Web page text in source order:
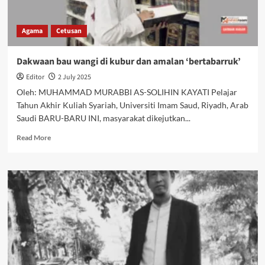
Agama Cetusan
Dakwaan bau wangi di kubur dan amalan ‘bertabarruk’
Editor
2 July 2025
Oleh: MUHAMMAD MURABBI AS-SOLIHIN KAYATI Pelajar
Tahun Akhir Kuliah Syariah, Universiti Imam Saud, Riyadh, Arab
Saudi BARU-BARU INI, masyarakat dikejutkan...
Read More